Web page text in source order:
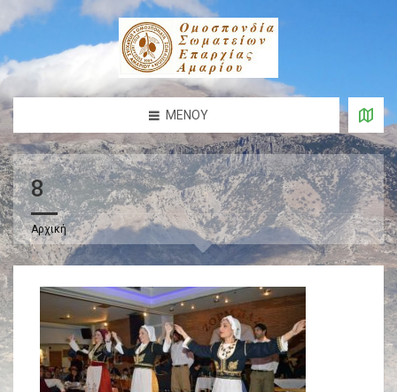
ΜΕΝΟΎ
8
Αρχική